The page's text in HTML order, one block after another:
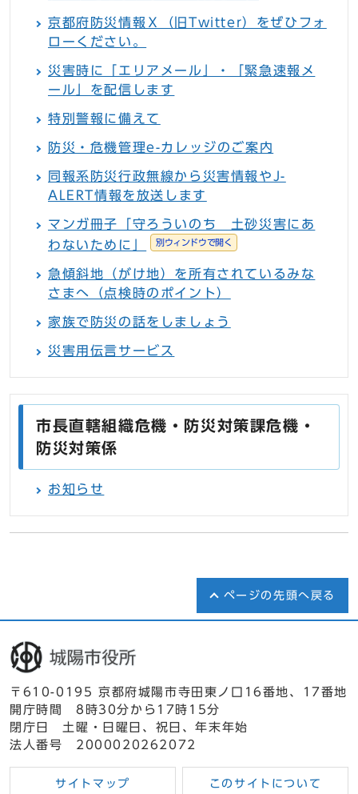
京都府防災情報Ｘ（旧Twitter）をぜひフォ
ローください。
災害時に「エリアメール」・「緊急速報メ
ール」を配信します
特別警報に備えて
防災・危機管理e-カレッジのご案内
同報系防災行政無線から災害情報やJ-
ALERT情報を放送します
マンガ冊子「守ろういのち 土砂災害にあ
わないために」
別ウィンドウで開く
急傾斜地（がけ地）を所有されているみな
さまへ（点検時のポイント）
家族で防災の話をしましょう
災害用伝言サービス
市長直轄組織危機・防災対策課危機・
防災対策係
お知らせ
ページの先頭へ戻る
〒610-0195 京都府城陽市寺田東ノ口16番地、17番地
開庁時間 8時30分から17時15分
閉庁日 土曜・日曜日、祝日、年末年始
法人番号 2000020262072
サイトマップ このサイトについて